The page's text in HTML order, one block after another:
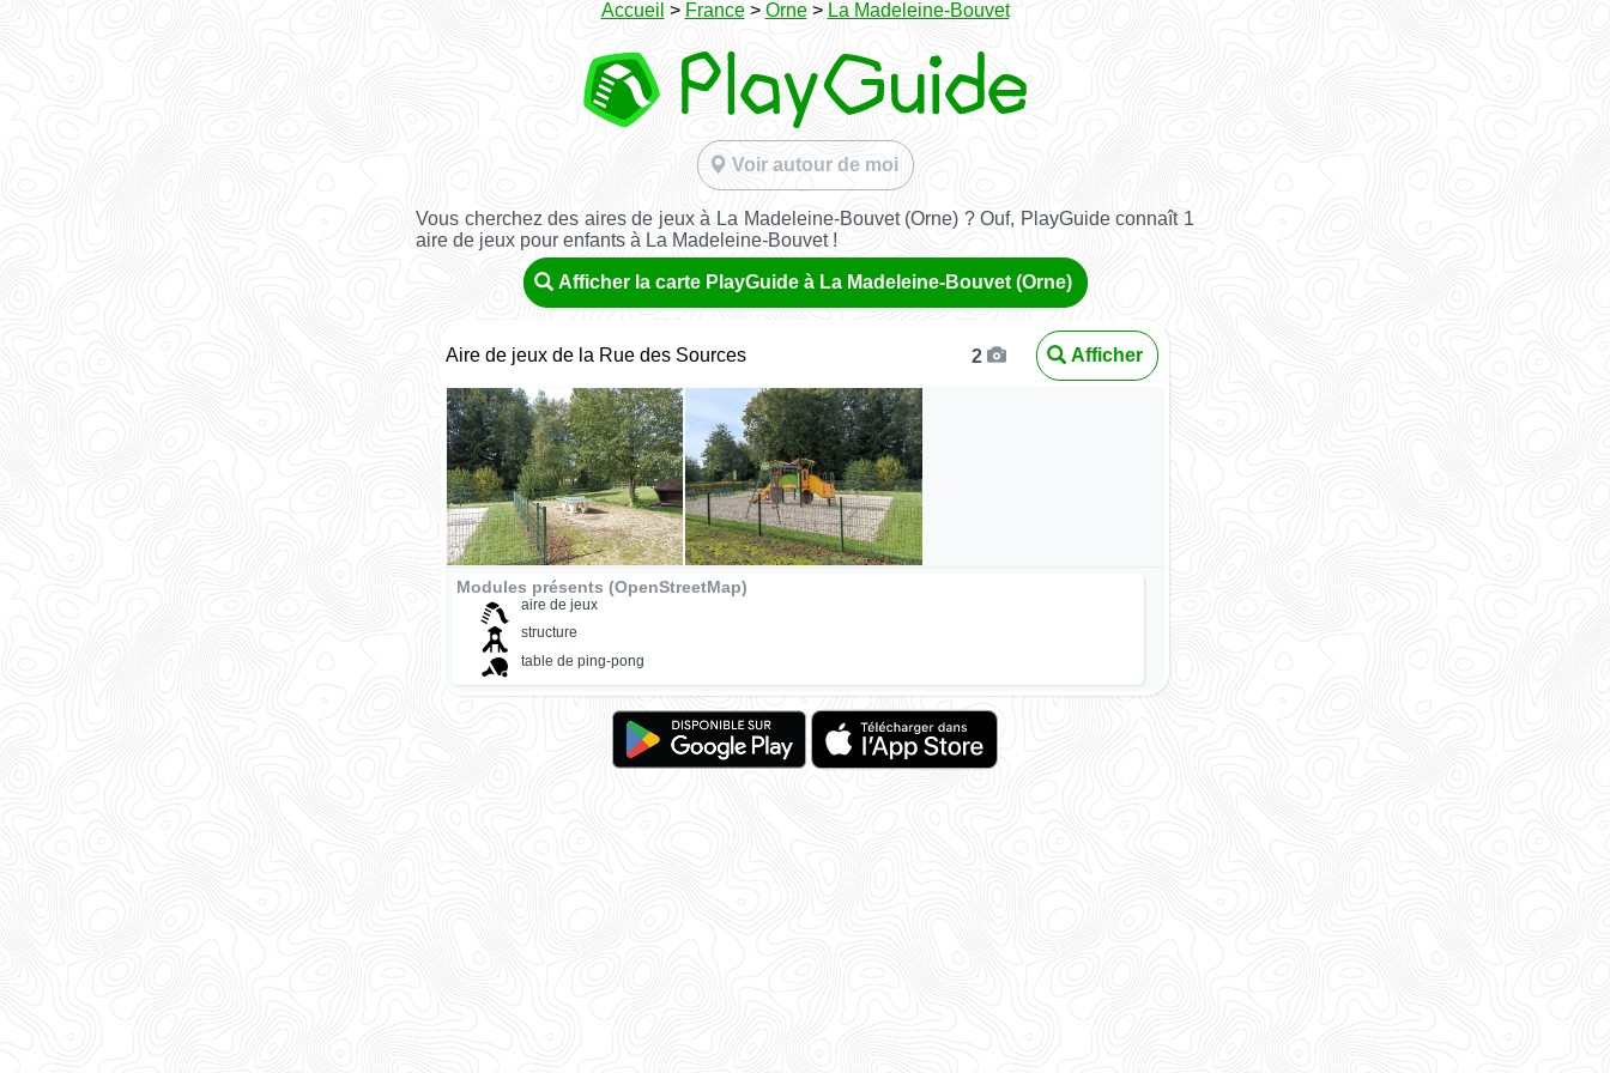
Accueil > France> Orne> La Madeleine-Bouvet
Voir autour de moi
Vous cherchez des aires de jeux à La Madeleine-Bouvet (Orne) ? Ouf, PlayGuide connaît 1
aire de jeux pour enfants à La Madeleine-Bouvet !
Afficher la carte PlayGuide à La Madeleine-Bouvet (Orne)
Aire de jeux de la Rue des Sources 2 Afficher
Modules présents (OpenStreetMap)
aire de jeux
structure
table de ping-pong